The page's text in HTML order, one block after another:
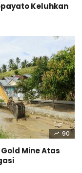
Keluhkan
90
Mine Atas